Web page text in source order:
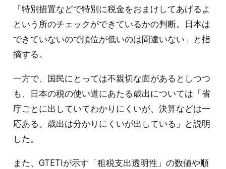
「特別措置などで特別に税金をおまけしてあげるよ
という所のチェックができているかの判断。日本は
できていないので順位が低いのは間違いない」と指
摘する。
一方で、国民にとっては不親切な面があるとしつつ
も、日本の税の使い道にあたる歳出については「省
庁ごとに出していてわかりにくいが、決算などは一
応ある。歳出は分かりにくいが出している」と説明
した。
また、GTETIが示す「租税支出透明性」の数値や順